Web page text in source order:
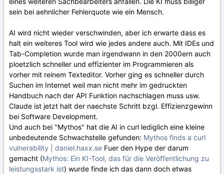
sein bei aehnlicher Fehlerquote wie ein Mensch.
AI wird nicht wieder verschwinden, aber ich erwarte dass es
halt ein weiteres Tool wird wie jedes andere auch. Mit IDEs und
Tab-Completion wurde man irgendwann in den 2000ern auch
ploetzlich schneller und effizienter im Programmieren als
vorher mit reinem Texteditor. Vorher ging es schneller durch
Suchen im Internet weil man nicht mehr im gedruckten
Handbuch nach der API Funktion nachschlagen muss usw.
Claude ist jetzt halt der naechste Schritt bzgl. Effizienzgewinn
bei Software Development.
Und auch bei "Mythos" hat die AI in curl lediglich eine kleine
unbedeutende Schwachstelle gefunden: Mythos finds a curl
vulnerability | daniel.haxx.se Fuer den Hype der darum
gemacht (Mythos: Ein KI-Tool, das für die Veröffentlichung zu
leistungsstark ist) wurde finde ich das dann doch etwas